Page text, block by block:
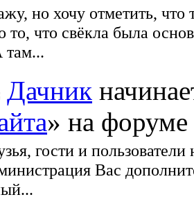
но хочу отметить,
то, что свёкла была
там...
Дачник
» на форуме
гости и
Вас